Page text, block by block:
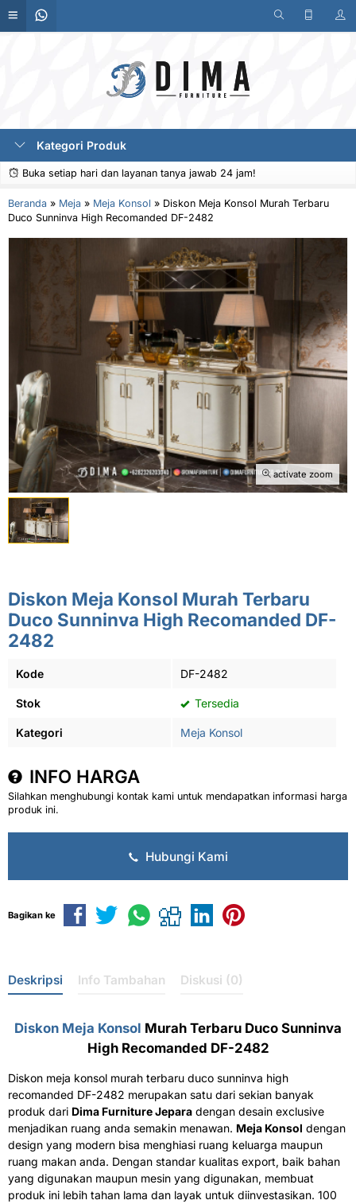
Kategori Produk
Buka setiap hari dan layanan tanya jawab 24 jam!
Beranda » Meja » Meja Konsol » Diskon Meja Konsol Murah Terbaru
Duco Sunninva High Recomanded DF-2482
activate zoom
Diskon Meja Konsol Murah Terbaru
Duco Sunninva High Recomanded DF-
2482
Kode DF-2482
Stok Tersedia
Kategori Meja Konsol
INFO HARGA
Silahkan menghubungi kontak kami untuk mendapatkan informasi harga
produk ini.
Hubungi Kami
Bagikan ke
Deskripsi Info Tambahan Diskusi (0)
Diskon Meja Konsol Murah Terbaru Duco Sunninva
High Recomanded DF-2482
Diskon meja konsol murah terbaru duco sunninva high
recomanded DF-2482 merupakan satu dari sekian banyak
produk dari Dima Furniture Jepara dengan desain exclusive
menjadikan ruang anda semakin menawan. Meja Konsol dengan
design yang modern bisa menghiasi ruang keluarga maupun
ruang makan anda. Dengan standar kualitas export, baik bahan
yang digunakan maupun mesin yang digunakan, membuat
produk ini lebih tahan lama dan layak untuk diinvestasikan. 100